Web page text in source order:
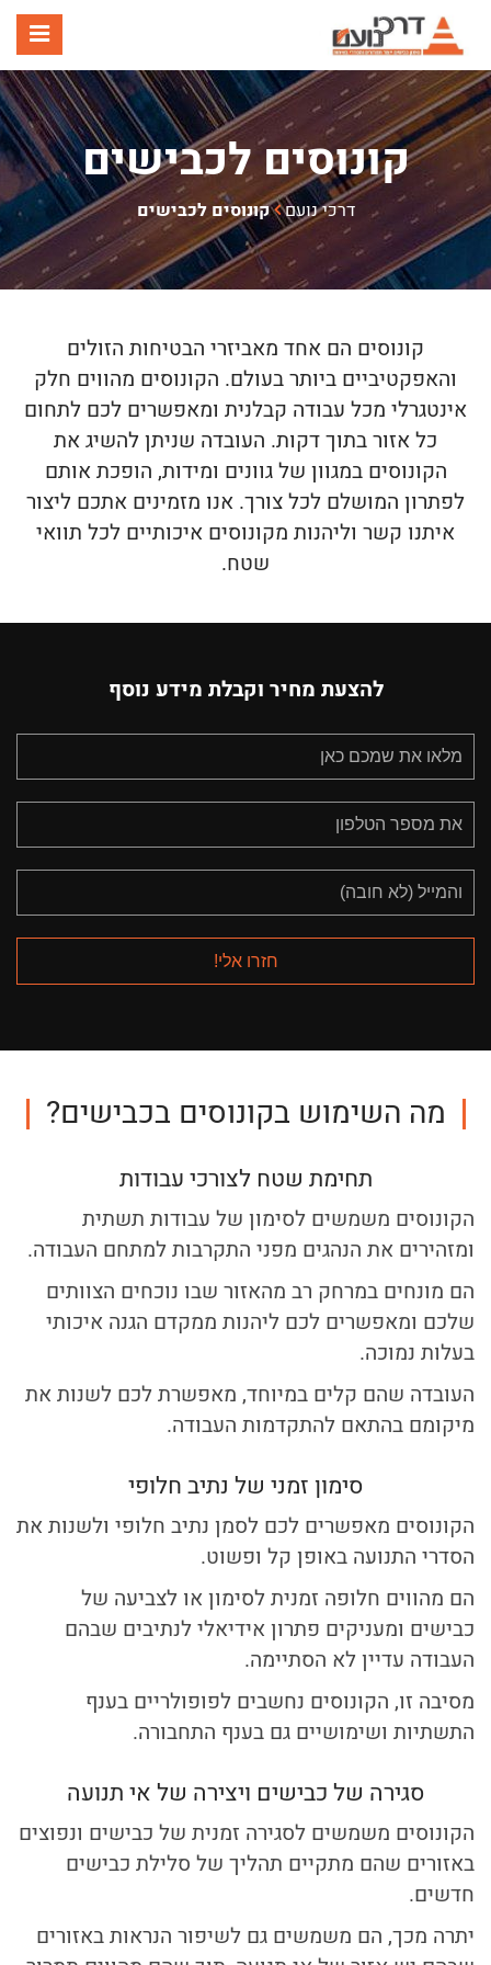
קונוסים לכבישים
דרכי נועם קונוסים לכבישים
קונוסים הם אחד מאביזרי הבטיחות הזולים
והאפקטיביים ביותר בעולם. הקונוסים מהווים חלק
אינטגרלי מכל עבודה קבלנית ומאפשרים לכם לתחום
כל אזור בתוך דקות. העובדה שניתן להשיג את
הקונוסים במגוון של גוונים ומידות, הופכת אותם
לפתרון המושלם לכל צורך. אנו מזמינים אתכם ליצור
איתנו קשר וליהנות מקונוסים איכותיים לכל תוואי
שטח.
להצעת מחיר וקבלת מידע נוסף
מה השימוש בקונוסים בכבישים?
תחימת שטח לצורכי עבודות
הקונוסים משמשים לסימון של עבודות תשתית
ומזהירים את הנהגים מפני התקרבות למתחם העבודה.
הם מונחים במרחק רב מהאזור שבו נוכחים הצוותים
שלכם ומאפשרים לכם ליהנות ממקדם הגנה איכותי
בעלות נמוכה.
העובדה שהם קלים במיוחד, מאפשרת לכם לשנות את
מיקומם בהתאם להתקדמות העבודה.
סימון זמני של נתיב חלופי
הקונוסים מאפשרים לכם לסמן נתיב חלופי ולשנות את
הסדרי התנועה באופן קל ופשוט.
הם מהווים חלופה זמנית לסימון או לצביעה של
כבישים ומעניקים פתרון אידיאלי לנתיבים שבהם
העבודה עדיין לא הסתיימה.
מסיבה זו, הקונוסים נחשבים לפופולריים בענף
התשתיות ושימושיים גם בענף התחבורה.
סגירה של כבישים ויצירה של אי תנועה
הקונוסים משמשים לסגירה זמנית של כבישים ונפוצים
באזורים שהם מתקיים תהליך של סלילת כבישים
חדשים.
יתרה מכך, הם משמשים גם לשיפור הנראות באזורים